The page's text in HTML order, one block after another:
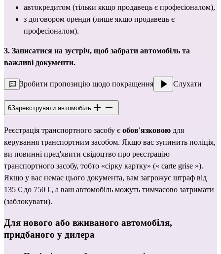
автокредитом (тільки якщо продавець є професіоналом),
з договором оренди (лише якщо продавець є
професіоналом).
3. Записатися на зустріч, щоб забрати автомобіль та
важливі документи.
Зробити пропозицію щодо покращення Слухати
6Зареєструвати автомобіль
Реєстрація транспортного засобу є обов'язковою для
керування транспортним засобом. Якщо вас зупинить поліція,
ви повинні пред'явити свідоцтво про реєстрацію
транспортного засобу, тобто «сірку картку» (« carte grise »).
Якщо у вас немає цього документа, вам загрожує штраф від
135 € до 750 €, а ваш автомобіль можуть тимчасово затримати
(заблокувати).
Для нового або вживаного автомобіля,
придбаного у дилера